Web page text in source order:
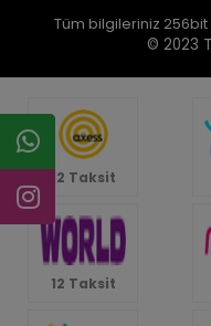
Tüm bilgileriniz 256bit
© 2023
12 Taksit
12 Taksit